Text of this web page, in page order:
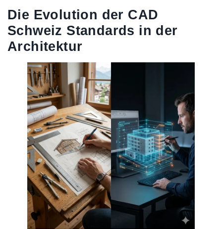
Die Evolution der CAD
Schweiz Standards in der
Architektur